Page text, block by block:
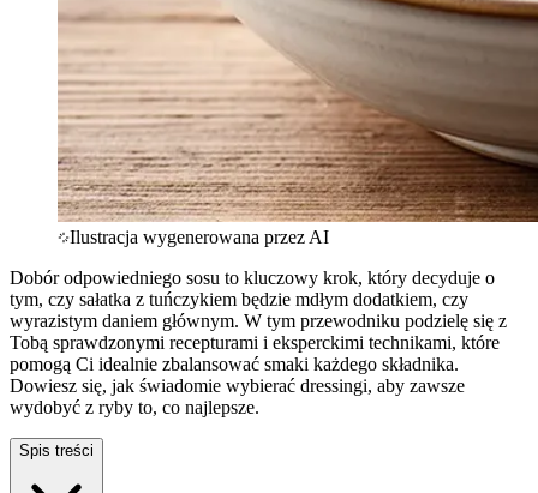
Ilustracja wygenerowana przez AI
Dobór odpowiedniego sosu to kluczowy krok, który decyduje o
tym, czy sałatka z tuńczykiem będzie mdłym dodatkiem, czy
wyrazistym daniem głównym. W tym przewodniku podzielę się z
Tobą sprawdzonymi recepturami i eksperckimi technikami, które
pomogą Ci idealnie zbalansować smaki każdego składnika.
Dowiesz się, jak świadomie wybierać dressingi, aby zawsze
wydobyć z ryby to, co najlepsze.
Spis treści